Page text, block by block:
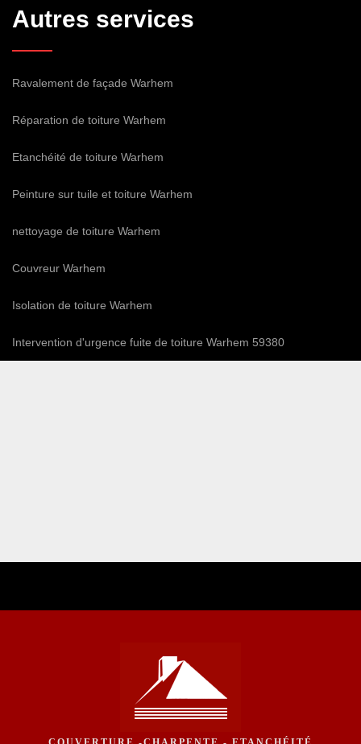
Autres services
Ravalement de façade Warhem
Réparation de toiture Warhem
Etanchéité de toiture Warhem
Peinture sur tuile et toiture Warhem
nettoyage de toiture Warhem
Couvreur Warhem
Isolation de toiture Warhem
Intervention d'urgence fuite de toiture Warhem 59380